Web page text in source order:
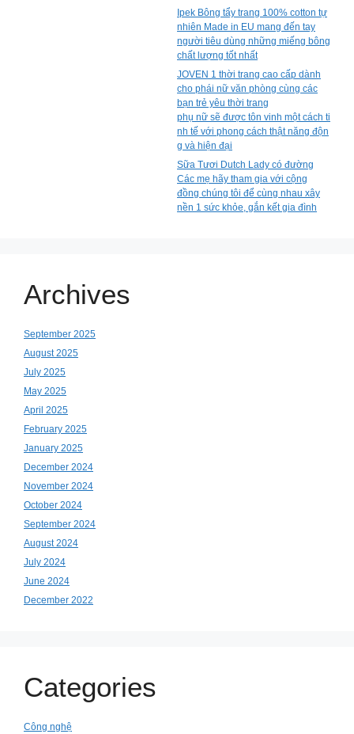
Ipek Bông tẩy trang 100% cotton tự
nhiên Made in EU mang đến tay
người tiêu dùng những miếng bông
chất lượng tốt nhất
JOVEN 1 thời trang cao cấp dành
cho phái nữ văn phòng cùng các
bạn trẻ yêu thời trang
phụ nữ sẽ được tôn vinh một cách ti
nh tế với phong cách thật năng độn
g và hiện đại
Sữa Tươi Dutch Lady có đường
Các mẹ hãy tham gia với cộng
đồng chúng tôi để cùng nhau xây
nền 1 sức khỏe, gắn kết gia đình
Archives
September 2025
August 2025
July 2025
May 2025
April 2025
February 2025
January 2025
December 2024
November 2024
October 2024
September 2024
August 2024
July 2024
June 2024
December 2022
Categories
Công nghệ